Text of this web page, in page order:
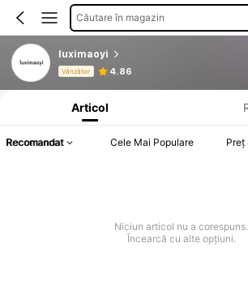
Căutare în magazin
luximaoyi
Vânzător 4.86
Informații despre produs: Divulgarea prețului, detalii
Articol
Recomandat Cele Mai Populare Preț
Niciun articol nu a corespuns.
Încearcă cu alte opțiuni.